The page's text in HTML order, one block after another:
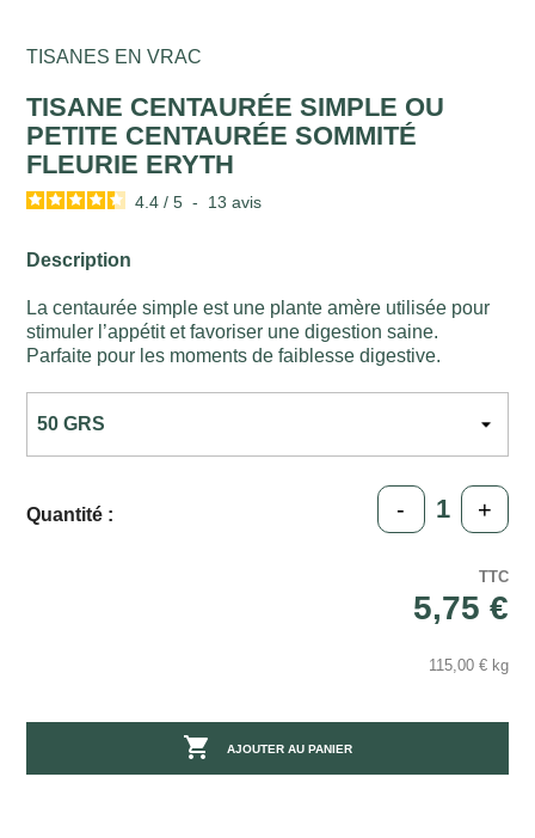
TISANES EN VRAC
TISANE CENTAURÉE SIMPLE OU
PETITE CENTAURÉE SOMMITÉ
FLEURIE ERYTH
4.4 / 5 - 13avis
Description
La centaurée simple est une plante amère utilisée pour
stimuler l’appétit et favoriser une digestion saine.
Parfaite pour les moments de faiblesse digestive.
Quantité : - +
TTC
5,75 €
115,00 € kg
 AJOUTER AU PANIER